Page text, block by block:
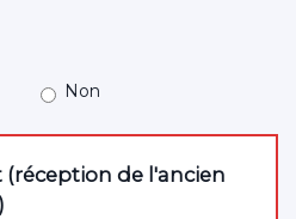
Non
de l'ancien